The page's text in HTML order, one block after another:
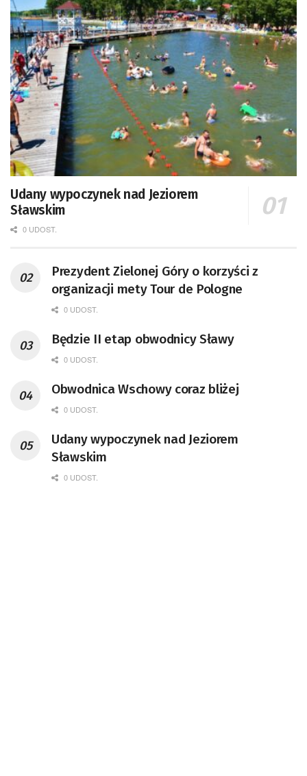
Udany wypoczynek nad Jeziorem
Sławskim
0 UDOST.
Prezydent Zielonej Góry o korzyści z
organizacji mety Tour de Pologne
0 UDOST.
Będzie II etap obwodnicy Sławy
0 UDOST.
Obwodnica Wschowy coraz bliżej
0 UDOST.
Udany wypoczynek nad Jeziorem
Sławskim
0 UDOST.